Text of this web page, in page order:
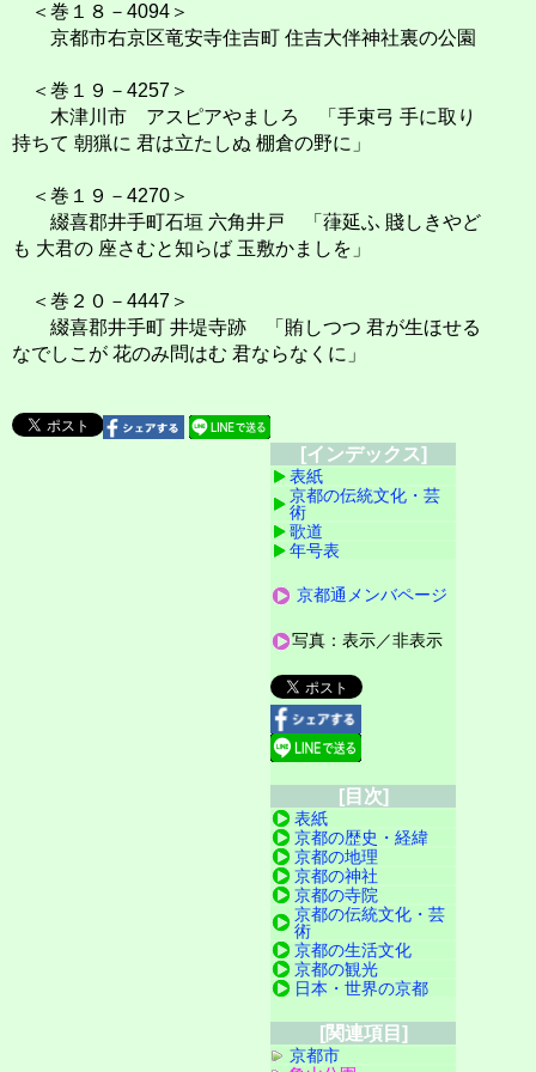
＜巻１８－4094＞
京都市右京区竜安寺住吉町 住吉大伴神社裏の公園
＜巻１９－4257＞
木津川市 アスピアやましろ 「手束弓 手に取り
持ちて 朝猟に 君は立たしぬ 棚倉の野に」
＜巻１９－4270＞
綴喜郡井手町石垣 六角井戸 「葎延ふ 賤しきやど
も 大君の 座さむと知らば 玉敷かましを」
＜巻２０－4447＞
綴喜郡井手町 井堤寺跡 「賄しつつ 君が生ほせる
なでしこが 花のみ問はむ 君ならなくに」
[インデックス]
表紙
京都の伝統文化・芸
術
歌道
年号表
京都通メンバページ
写真：表示／非表示
[目次]
表紙
京都の歴史・経緯
京都の地理
京都の神社
京都の寺院
京都の伝統文化・芸
術
京都の生活文化
京都の観光
日本・世界の京都
[関連項目]
京都市